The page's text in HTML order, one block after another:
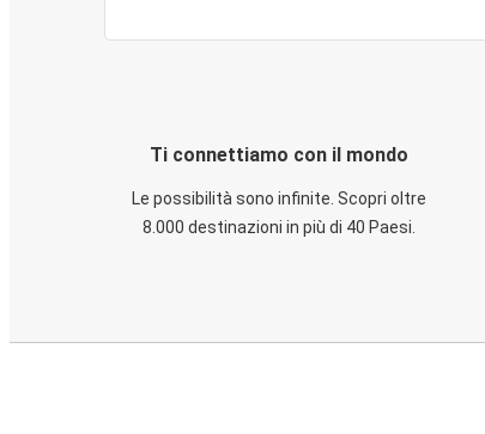
Ti connettiamo con il mondo
Le possibilità sono infinite. Scopri oltre
8.000 destinazioni in più di 40 Paesi.